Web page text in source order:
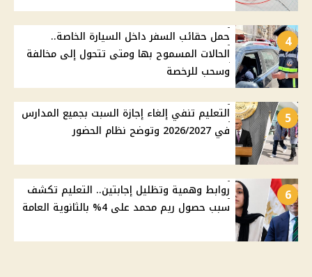
4
حمل حقائب السفر داخل السيارة الخاصة..
الحالات المسموح بها ومتى تتحول إلى مخالفة
وسحب للرخصة
5
التعليم تنفي إلغاء إجازة السبت بجميع المدارس
في 2026/2027 وتوضح نظام الحضور
6
روابط وهمية وتظليل إجابتين.. التعليم تكشف
سبب حصول ريم محمد على 4% بالثانوية العامة